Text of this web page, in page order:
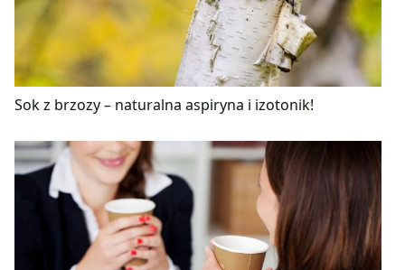
Sok z brzozy – naturalna aspiryna i izotonik!